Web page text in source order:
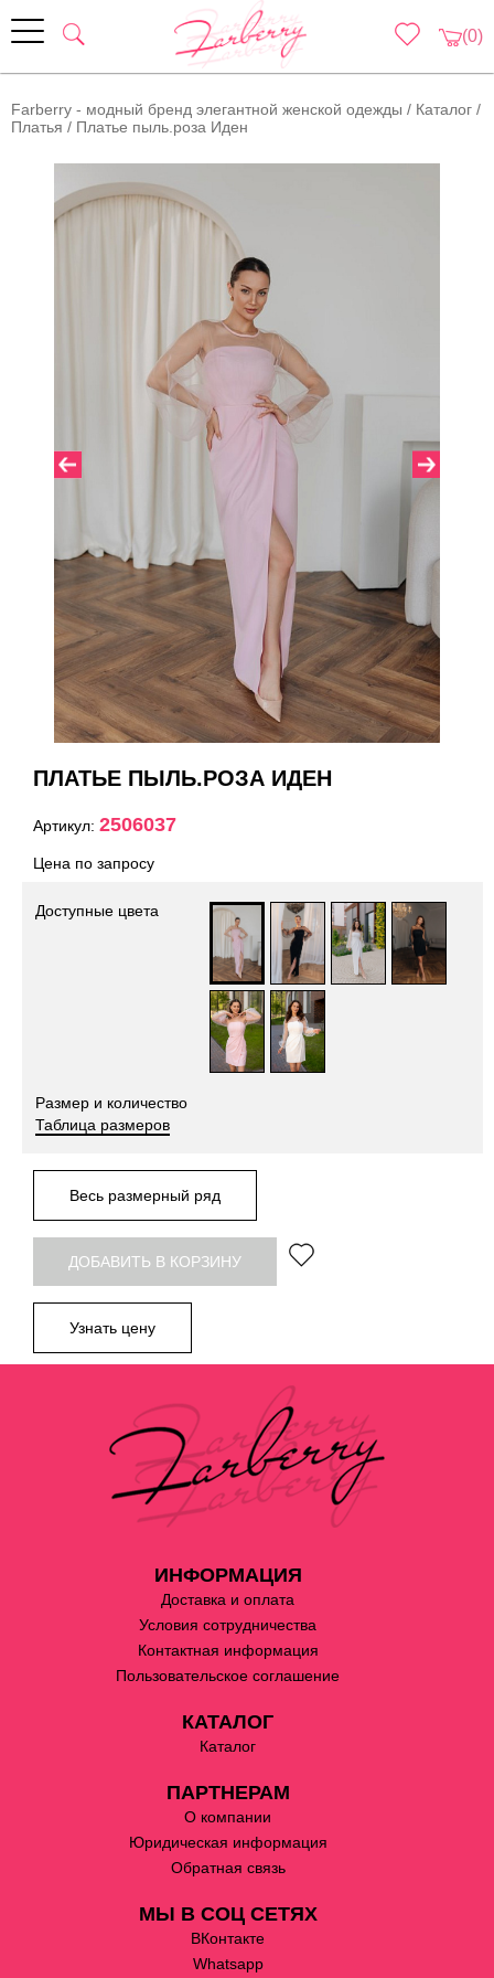
(0)
Farberry - модный бренд элегантной женской одежды / Каталог /
Платья / Платье пыль.роза Иден
ПЛАТЬЕ ПЫЛЬ.РОЗА ИДЕН
Артикул: 2506037
Цена по запросу
Доступные цвета
Размер и количество
Таблица размеров
Весь размерный ряд
ДОБАВИТЬ В КОРЗИНУ
Узнать цену
ИНФОРМАЦИЯ
Доставка и оплата
Условия сотрудничества
Контактная информация
Пользовательское соглашение
КАТАЛОГ
Каталог
ПАРТНЕРАМ
О компании
Юридическая информация
Обратная связь
МЫ В СОЦ СЕТЯХ
ВКонтакте
Whatsapp